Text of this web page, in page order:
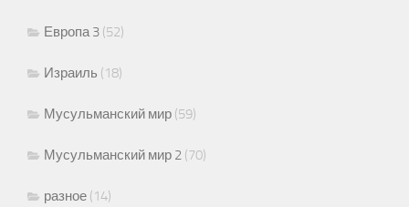
Европа 3 (52)
Израиль (18)
Мусульманский мир (59)
Мусульманский мир 2 (70)
разное (14)